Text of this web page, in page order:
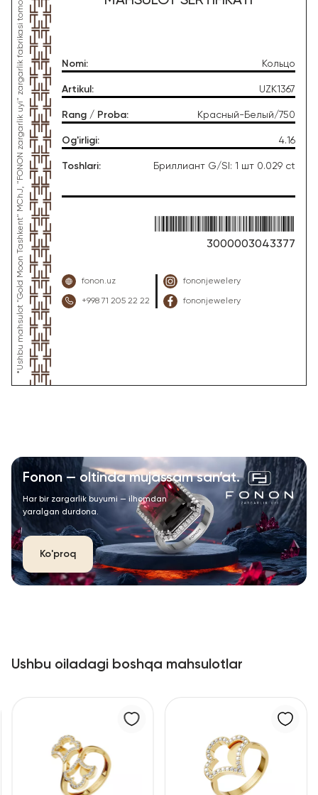
*Ushbu mahsulot "Gold Moon Tashkent" MChJ, "FONON zargarlik uyi" zargarlik fabrikasi tomonidan ishlab chiqarilgan Nomi: Кольцо
Artikul : UZK1367
Rang / Proba: Красный-Белый/750
Og'irligi: 4.16
Toshlari: Бриллиант G/SI: 1 шт 0.029 ct
3000003043377
fonon.uz
+998 71 205 22 22
fononjewelery
fononjewelery
Fonon — oltinda mujassam san’at.
Har bir zargarlik buyumi — ilhomdan
yaralgan durdona.
Ko'proq
Ushbu oiladagi boshqa mahsulotlar